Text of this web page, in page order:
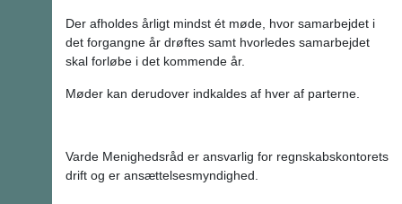
Der afholdes årligt mindst ét møde, hvor samarbejdet i
det forgangne år drøftes samt hvorledes samarbejdet
skal forløbe i det kommende år.
Møder kan derudover indkaldes af hver af parterne.
Varde Menighedsråd er ansvarlig for regnskabskontorets
drift og er ansættelsesmyndighed.